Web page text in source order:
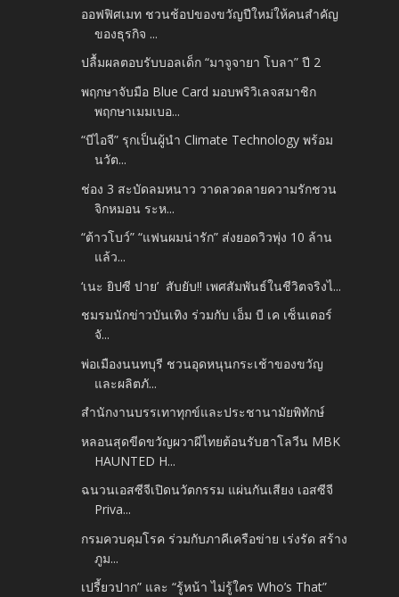
ออฟฟิศเมท ชวนช้อปของขวัญปีใหม่ให้คนสำคัญ
ของธุรกิจ ...
ปลื้มผลตอบรับบอลเด็ก “มาจูจายา โบลา” ปี 2
พฤกษาจับมือ Blue Card มอบพริวิเลจสมาชิก
พฤกษาเมมเบอ...
“บีไอจี” รุกเป็นผู้นำ Climate Technology พร้อม
นวัต...
ช่อง 3 สะบัดลมหนาว วาดลวดลายความรักชวน
จิกหมอน ระห...
“ต้าวโบว์” “แฟนผมน่ารัก” ส่งยอดวิวพุ่ง 10 ล้าน
แล้ว...
‘เนะ ยิปซี ปาย’ สับยับ!! เพศสัมพันธ์ในชีวิตจริงไ...
ชมรมนักข่าวบันเทิง ร่วมกับ เอ็ม บี เค เซ็นเตอร์
จั...
พ่อเมืองนนทบุรี ชวนอุดหนุนกระเช้าของขวัญ
และผลิตภั...
สำนักงานบรรเทาทุกข์และประชานามัยพิทักษ์
หลอนสุดขีดขวัญผวาผีไทยต้อนรับฮาโลวีน MBK
HAUNTED H...
ฉนวนเอสซีจีเปิดนวัตกรรม แผ่นกันเสียง เอสซีจี
Priva...
กรมควบคุมโรค ร่วมกับภาคีเครือข่าย เร่งรัด สร้าง
ภูม...
เปรี้ยวปาก” และ “รู้หน้า ไม่รู้ใคร Who’s That”